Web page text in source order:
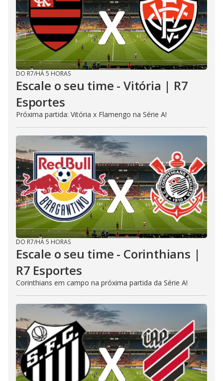
DO R7/HÁ 5 HORAS
Escale o seu time - Vitória | R7
Esportes
Próxima partida: Vitória x Flamengo na Série A!
DO R7/HÁ 5 HORAS
Escale o seu time - Corinthians |
R7 Esportes
Corinthians em campo na próxima partida da Série A!